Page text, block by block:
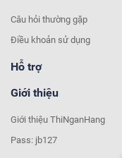
Câu hỏi thường gặp
Điều khoản sử dụng
Hỗ trợ
Giới thiệu
Giới thiệu ThiNganHang
Pass: jb127